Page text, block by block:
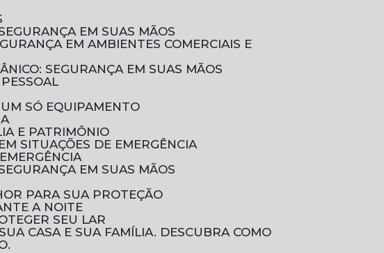
EM SUAS MÃOS
SEGURANÇA EM SUAS MÃOS
SÓ EQUIPAMENTO
E PATRIMÔNIO
SITUAÇÕES DE EMERGÊNCIA
EM SUAS MÃOS
PARA SUA PROTEÇÃO
A NOITE
SEU LAR